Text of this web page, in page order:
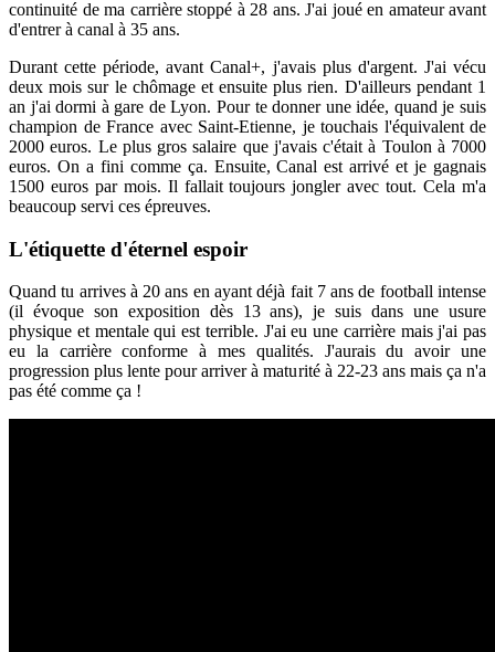
continuité de ma carrière stoppé à 28 ans. J'ai joué en amateur avant
d'entrer à canal à 35 ans.
Durant cette période, avant Canal+, j'avais plus d'argent. J'ai vécu
deux mois sur le chômage et ensuite plus rien. D'ailleurs pendant 1
an j'ai dormi à gare de Lyon. Pour te donner une idée, quand je suis
champion de France avec Saint-Etienne, je touchais l'équivalent de
2000 euros. Le plus gros salaire que j'avais c'était à Toulon à 7000
euros. On a fini comme ça. Ensuite, Canal est arrivé et je gagnais
1500 euros par mois. Il fallait toujours jongler avec tout. Cela m'a
beaucoup servi ces épreuves.
L'étiquette d'éternel espoir
Quand tu arrives à 20 ans en ayant déjà fait 7 ans de football intense
(il évoque son exposition dès 13 ans), je suis dans une usure
physique et mentale qui est terrible. J'ai eu une carrière mais j'ai pas
eu la carrière conforme à mes qualités. J'aurais du avoir une
progression plus lente pour arriver à maturité à 22-23 ans mais ça n'a
pas été comme ça !